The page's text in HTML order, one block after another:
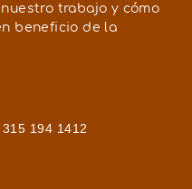
trabajo y cómo
beneficio de la
194 1412